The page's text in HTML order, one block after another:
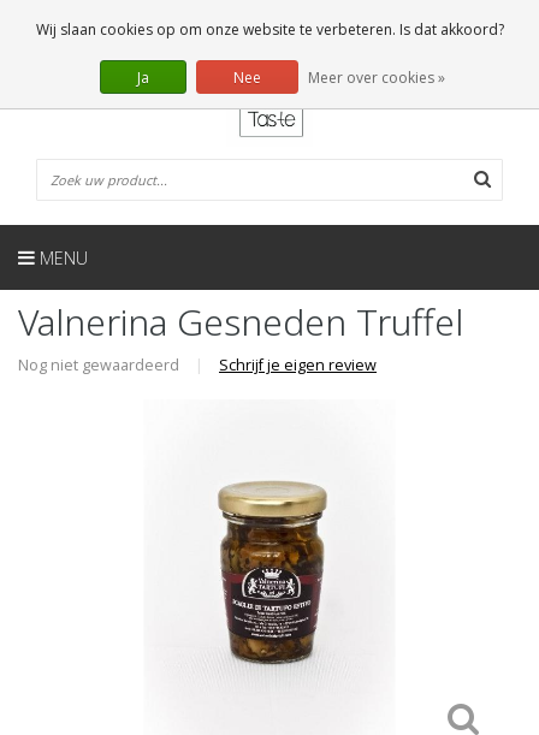
0 Artikelen
NL
MENU
Valnerina Gesneden Truffel
Nog niet gewaardeerd | Schrijf je eigen review
Wij slaan cookies op om onze website te verbeteren. Is dat akkoord?
Ja Nee Meer over cookies »